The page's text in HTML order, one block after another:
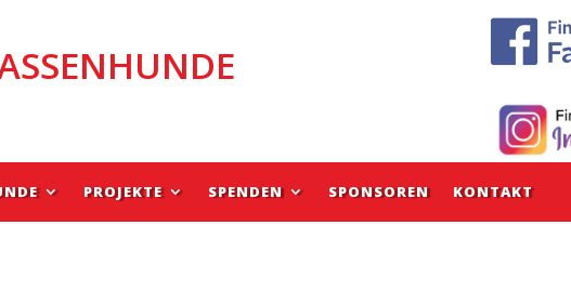
PROJEKTE SPENDEN SPONSOREN KONTAKT